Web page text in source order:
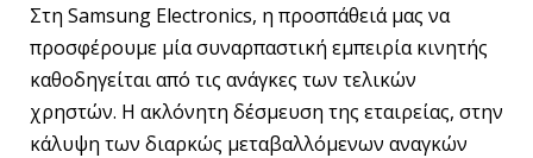
Στη Samsung Electronics, η προσπάθειά μας να
προσφέρουμε μία συναρπαστική εμπειρία κινητής
καθοδηγείται από τις ανάγκες των τελικών
χρηστών. Η ακλόνητη δέσμευση της εταιρείας, στην
κάλυψη των διαρκώς μεταβαλλόμενων αναγκών